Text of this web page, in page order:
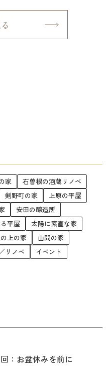
家
石曽根の酒蔵リノベ
剣野町の家
上原の平屋
安田の醸造所
平屋
太陽に素直な家
の上の家
山間の家
リノベ
イベント
：お盆休みを前に